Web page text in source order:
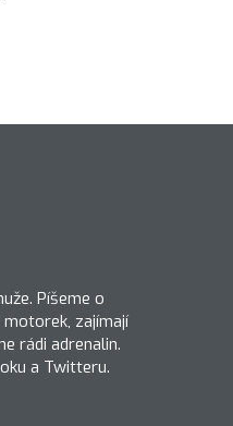
Píšeme o
motorek, zajímají
rádi adrenalin.
a Twitteru.